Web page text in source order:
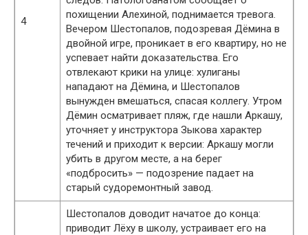
4
похищении Алехиной, поднимается тревога.
Вечером Шестопалов, подозревая Дёмина в
двойной игре, проникает в его квартиру, но не
успевает найти доказательства. Его
отвлекают крики на улице: хулиганы
нападают на Дёмина, и Шестопалов
вынужден вмешаться, спасая коллегу. Утром
Дёмин осматривает пляж, где нашли Аркашу,
уточняет у инструктора Зыкова характер
течений и приходит к версии: Аркашу могли
убить в другом месте, а на берег
«подбросить» — подозрение падает на
старый судоремонтный завод.
Шестопалов доводит начатое до конца:
приводит Лёху в школу, устраивает его на